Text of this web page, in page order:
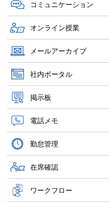
コミュニケーション
オンライン授業
メールアーカイブ
社内ポータル
掲示板
電話メモ
勤怠管理
在席確認
ワークフロー